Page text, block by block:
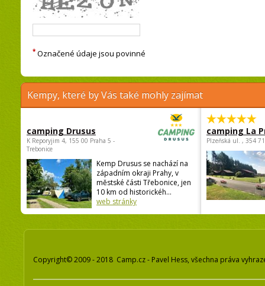
* Označené údaje jsou povinné
Kempy, které by Vás také mohly zajímat
camping Drusus
K Reporyjim 4, 155 00 Praha 5 -
Trebonice
Kemp Drusus se nachází na
západním okraji Prahy, v
městské části Třebonice, jen
10 km od historickéh...
web stránky
camping La
Plzeňská ul. , 354
Copyright© 2009 - 2018 Camp.cz - Pavel Hess, všechna práva